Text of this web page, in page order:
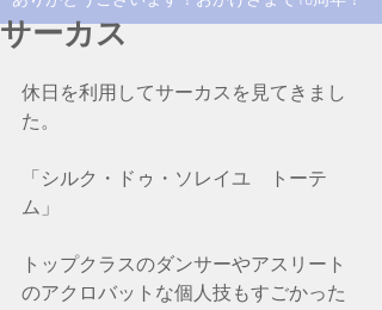
サーカス
休日を利用してサーカスを見てきまし
た。
「シルク・ドゥ・ソレイユ　トーテ
ム」
トップクラスのダンサーやアスリート
のアクロバットな個人技もすごかった